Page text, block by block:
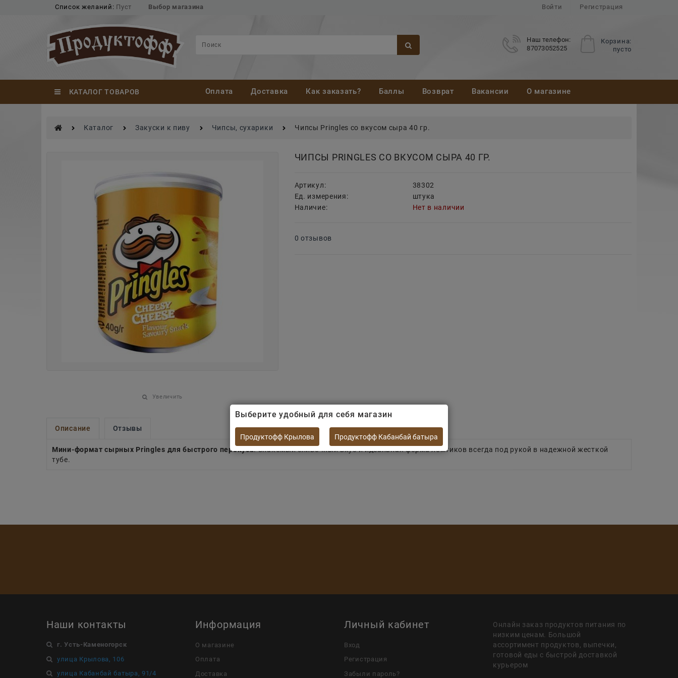
Список желаний: Пуст Выбор магазина Войти Регистрация
Корзина:
пусто
Наш телефон:
87073052525
КАТАЛОГ ТОВАРОВ Оплата Доставка Как заказать? Баллы Возврат Вакансии О магазине
Каталог Закуски к пиву Чипсы, сухарики Чипсы Pringles со вкусом сыра 40 гр.
Увеличить
ЧИПСЫ PRINGLES СО ВКУСОМ СЫРА 40 ГР.
Артикул:
38302
Ед. измерения:
штука
Наличие:
Нет в наличии
0 отзывов
Описание Отзывы
Мини-формат сырных Pringles для быстрого перекуса. Знакомый сливочный вкус и идеальная форма ломтиков всегда под рукой в надежной жесткой
тубе.
Наши контакты
г. Усть-Каменогорск
улица Крылова, 106
улица Кабанбай батыра, 91/4
Информация
О магазине
Оплата
Доставка
Личный кабинет
Вход
Регистрация
Забыли пароль?
Онлайн заказ продуктов питания по
низким ценам. Большой
ассортимент продуктов, выпечки,
готовой еды с быстрой доставкой
курьером
Выберите удобный для себя магазин
Продуктофф Крылова Продуктофф Кабанбай батыра